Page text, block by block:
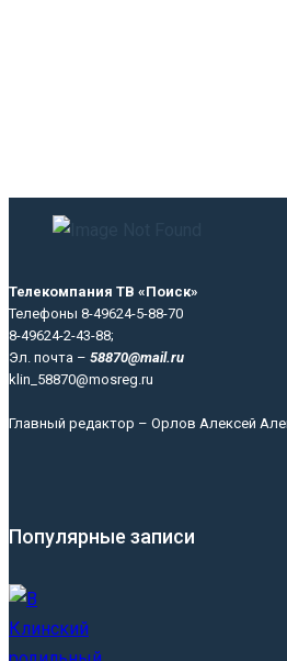
Телекомпания ТВ «Поиск»
Телефоны 8-49624-5-88-70
8-49624-2-43-88;
Эл. почта – 58870@mail.ru
klin_58870@mosreg.ru
Главный редактор – Орлов Алексей
Популярные записи